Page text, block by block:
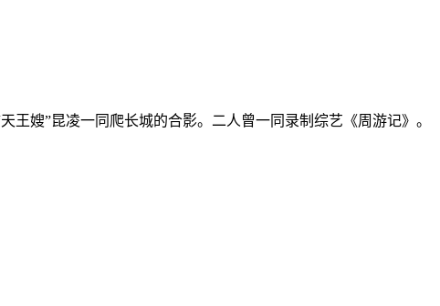
嫂”昆凌一同爬长城的合影。二人曾一同录制综艺《周游记》。